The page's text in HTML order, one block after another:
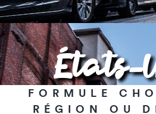
États-
FORMULE
RÉGION OU